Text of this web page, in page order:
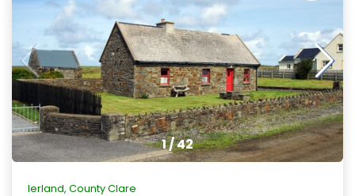
1/42
Ierland, County Clare